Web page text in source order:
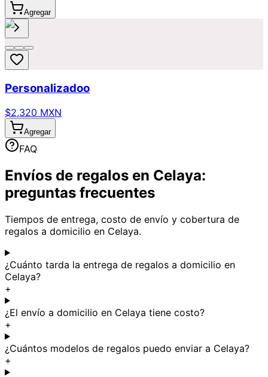
Agregar
Personalizadoo
$2,320 MXN
Agregar
FAQ
Envíos de regalos en Celaya:
preguntas frecuentes
Tiempos de entrega, costo de envío y cobertura de
regalos a domicilio en Celaya.
¿Cuánto tarda la entrega de regalos a domicilio en
Celaya?
+
¿El envío a domicilio en Celaya tiene costo?
+
¿Cuántos modelos de regalos puedo enviar a Celaya?
+